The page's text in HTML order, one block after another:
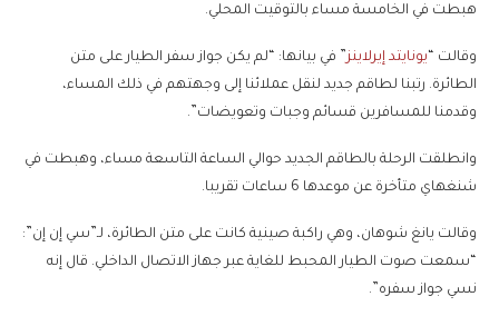
هبطت في الخامسة مساء بالتوقيت المحلي.
وقالت “يونايتد إيرلاينز ” في بيانها: “لم يكن جواز سفر الطيار على متن
الطائرة. رتبنا لطاقم جديد لنقل عملائنا إلى وجهتهم في ذلك المساء،
وقدمنا للمسافرين قسائم وجبات وتعويضات”.
وانطلقت الرحلة بالطاقم الجديد حوالي الساعة التاسعة مساء، وهبطت في
شنغهاي متأخرة عن موعدها 6 ساعات تقريبا.
وقالت يانغ شوهان، وهي راكبة صينية كانت على متن الطائرة، لـ”سي إن إن”:
“سمعت صوت الطيار المحبط للغاية عبر جهاز الاتصال الداخلي. قال إنه
نسي جواز سفره”.